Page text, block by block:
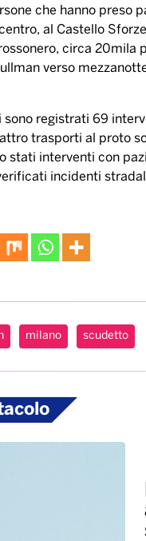
che hanno preso
al Castello
circa 20mila
verso
sono registrati 69
trasporti al proto
stati interventi con
incidenti
milano scudetto